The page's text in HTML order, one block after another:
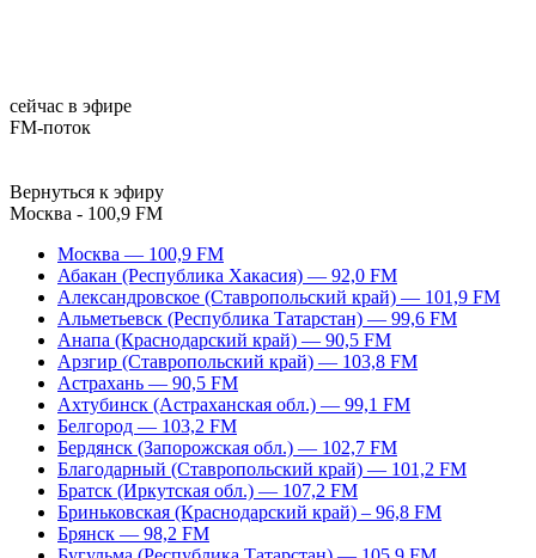
сейчас в эфире
FM-поток
Вернуться к эфиру
Москва - 100,9 FM
Москва — 100,9 FM
Абакан (Республика Хакасия) — 92,0 FM
Александровское (Ставропольский край) — 101,9 FM
Альметьевск (Республика Татарстан) — 99,6 FM
Анапа (Краснодарский край) — 90,5 FM
Арзгир (Ставропольский край) — 103,8 FM
Астрахань — 90,5 FM
Ахтубинск (Астраханская обл.) — 99,1 FM
Белгород — 103,2 FM
Бердянск (Запорожская обл.) — 102,7 FM
Благодарный (Ставропольский край) — 101,2 FM
Братск (Иркутская обл.) — 107,2 FM
Бриньковская (Краснодарский край) – 96,8 FM
Брянск — 98,2 FM